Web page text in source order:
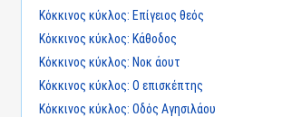
Κόκκινος κύκλος: Επίγειος θεός
Κόκκινος κύκλος: Κάθοδος
Κόκκινος κύκλος: Νοκ άουτ
Κόκκινος κύκλος: Ο επισκέπτης
Κόκκινος κύκλος: Οδός Αγησιλάου